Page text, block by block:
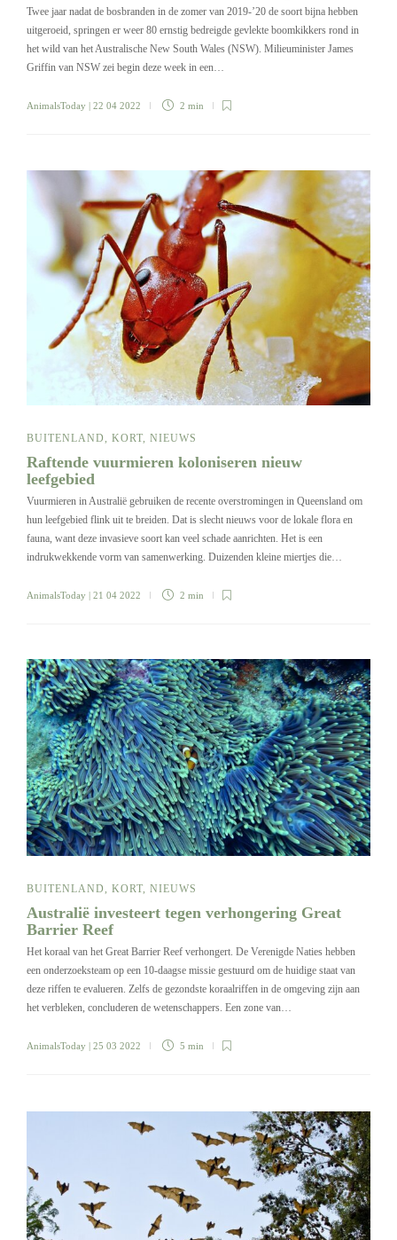
Twee jaar nadat de bosbranden in de zomer van 2019-’20 de soort bijna hebben
uitgeroeid, springen er weer 80 ernstig bedreigde gevlekte boomkikkers rond in
het wild van het Australische New South Wales (NSW). Milieuminister James
Griffin van NSW zei begin deze week in een…
AnimalsToday | 22 04 2022 2 min
BUITENLAND KORT NIEUWS
Raftende vuurmieren koloniseren nieuw
leefgebied
Vuurmieren in Australië gebruiken de recente overstromingen in Queensland om
hun leefgebied flink uit te breiden. Dat is slecht nieuws voor de lokale flora en
fauna, want deze invasieve soort kan veel schade aanrichten. Het is een
indrukwekkende vorm van samenwerking. Duizenden kleine miertjes die…
AnimalsToday | 21 04 2022 2 min
BUITENLAND, KORT, NIEUWS
Australië investeert tegen verhongering Great
Barrier Reef
Het koraal van het Great Barrier Reef verhongert. De Verenigde Naties hebben
een onderzoeksteam op een 10-daagse missie gestuurd om de huidige staat van
deze riffen te evalueren. Zelfs de gezondste koraalriffen in de omgeving zijn aan
het verbleken, concluderen de wetenschappers. Een zone van…
AnimalsToday | 25 03 2022 5 min